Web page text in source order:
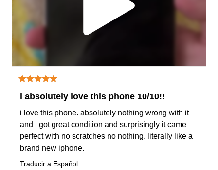
i absolutely love this phone 10/10!!
i love this phone. absolutely nothing wrong with it
and i got great condition and surprisingly it came
perfect with no scratches no nothing. literally like a
brand new iphone.
Traducir a Español